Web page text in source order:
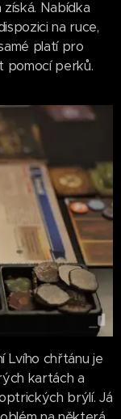
Nabídka
na ruce,
platí pro
pomocí perků.
Lvího chřtánu je
kartách a
brýlí. Já